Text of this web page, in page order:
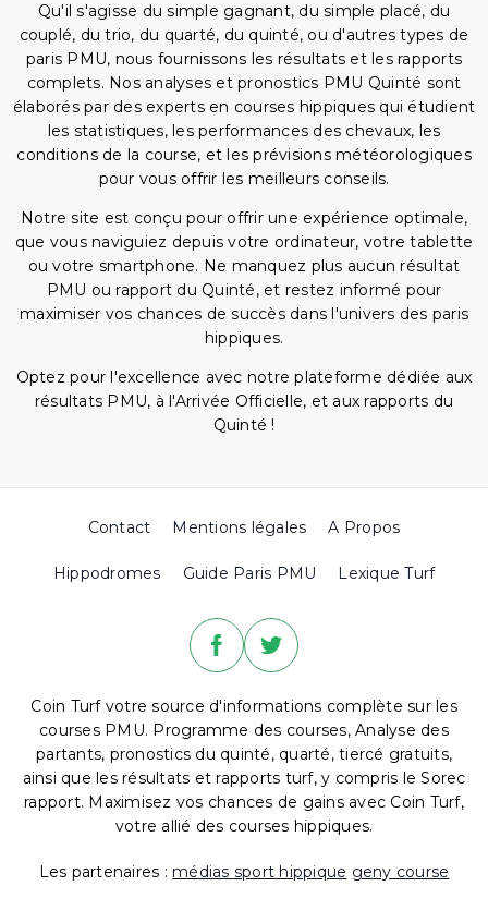
Qu'il s'agisse du simple gagnant, du simple placé, du
couplé, du trio, du quarté, du quinté, ou d'autres types de
paris PMU, nous fournissons les résultats et les rapports
complets. Nos analyses et pronostics PMU Quinté sont
élaborés par des experts en courses hippiques qui étudient
les statistiques, les performances des chevaux, les
conditions de la course, et les prévisions météorologiques
pour vous offrir les meilleurs conseils.
Notre site est conçu pour offrir une expérience optimale,
que vous naviguiez depuis votre ordinateur, votre tablette
ou votre smartphone. Ne manquez plus aucun résultat
PMU ou rapport du Quinté, et restez informé pour
maximiser vos chances de succès dans l'univers des paris
hippiques.
Optez pour l'excellence avec notre plateforme dédiée aux
résultats PMU, à l'Arrivée Officielle, et aux rapports du
Quinté !
Contact Mentions légales A Propos
Hippodromes Guide Paris PMU Lexique Turf
Coin Turf votre source d'informations complète sur les
courses PMU. Programme des courses, Analyse des
partants, pronostics du quinté, quarté, tiercé gratuits,
ainsi que les résultats et rapports turf, y compris le Sorec
rapport. Maximisez vos chances de gains avec Coin Turf,
votre allié des courses hippiques.
Les partenaires : médias sport hippique geny course